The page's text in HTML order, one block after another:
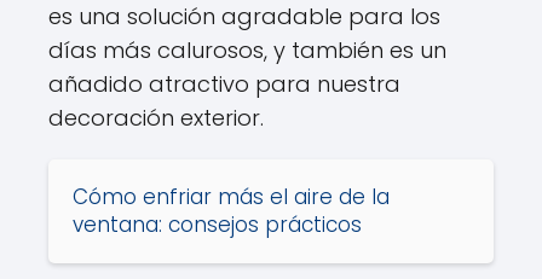
es una solución agradable para los
días más calurosos, y también es un
añadido atractivo para nuestra
decoración exterior.
Cómo enfriar más el aire de la
ventana: consejos prácticos